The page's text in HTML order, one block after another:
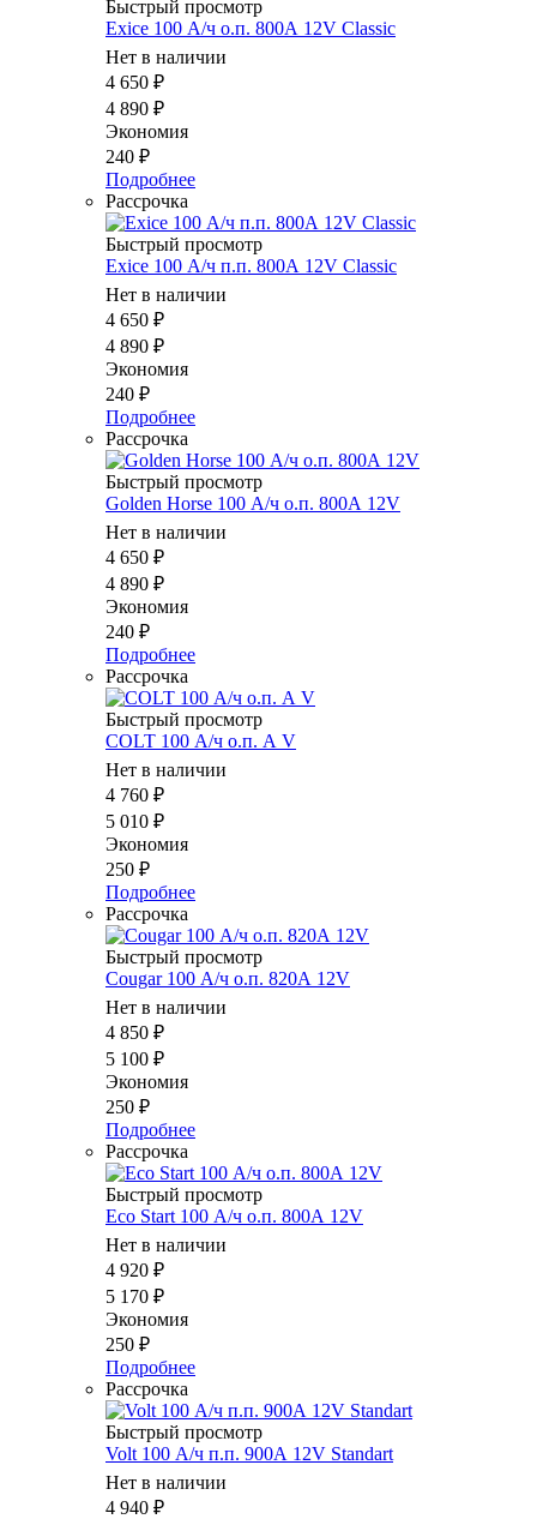
Быстрый просмотр
Exice 100 А/ч о.п. 800А 12V Classic
Нет в наличии
4 650 ₽
4 890 ₽
Экономия
240 ₽
Подробнее
Рассрочка
Быстрый просмотр
Exice 100 А/ч п.п. 800А 12V Classic
Нет в наличии
4 650 ₽
4 890 ₽
Экономия
240 ₽
Подробнее
Рассрочка
Быстрый просмотр
Golden Horse 100 А/ч о.п. 800А 12V
Нет в наличии
4 650 ₽
4 890 ₽
Экономия
240 ₽
Подробнее
Рассрочка
Быстрый просмотр
COLT 100 А/ч о.п. А V
Нет в наличии
4 760 ₽
5 010 ₽
Экономия
250 ₽
Подробнее
Рассрочка
Быстрый просмотр
Cougar 100 А/ч о.п. 820А 12V
Нет в наличии
4 850 ₽
5 100 ₽
Экономия
250 ₽
Подробнее
Рассрочка
Быстрый просмотр
Eco Start 100 А/ч о.п. 800А 12V
Нет в наличии
4 920 ₽
5 170 ₽
Экономия
250 ₽
Подробнее
Рассрочка
Быстрый просмотр
Volt 100 А/ч п.п. 900А 12V Standart
Нет в наличии
4 940 ₽